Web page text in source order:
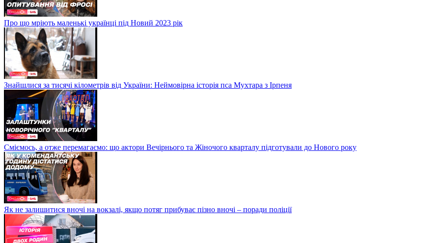
Про що мріють маленькі українці під Новий 2023 рік
Знайшлися за тисячі кілометрів від України: Неймовірна історія пса Мухтара з Ірпеня
Сміємось, а отже перемагаємо: що актори Вечірнього та Жіночого кварталу підготували до Нового року
Як не залишитися вночі на вокзалі, якщо потяг прибуває пізно вночі – поради поліції